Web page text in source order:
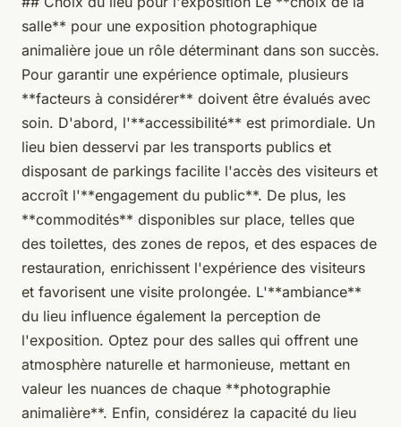
salle** pour une exposition photographique
animalière joue un rôle déterminant dans son succès.
Pour garantir une expérience optimale, plusieurs
**facteurs à considérer** doivent être évalués avec
soin. D'abord, l'**accessibilité** est primordiale. Un
lieu bien desservi par les transports publics et
disposant de parkings facilite l'accès des visiteurs et
accroît l'**engagement du public**. De plus, les
**commodités** disponibles sur place, telles que
des toilettes, des zones de repos, et des espaces de
restauration, enrichissent l'expérience des visiteurs
et favorisent une visite prolongée. L'**ambiance**
du lieu influence également la perception de
l'exposition. Optez pour des salles qui offrent une
atmosphère naturelle et harmonieuse, mettant en
valeur les nuances de chaque **photographie
animalière**. Enfin, considérez la capacité du lieu